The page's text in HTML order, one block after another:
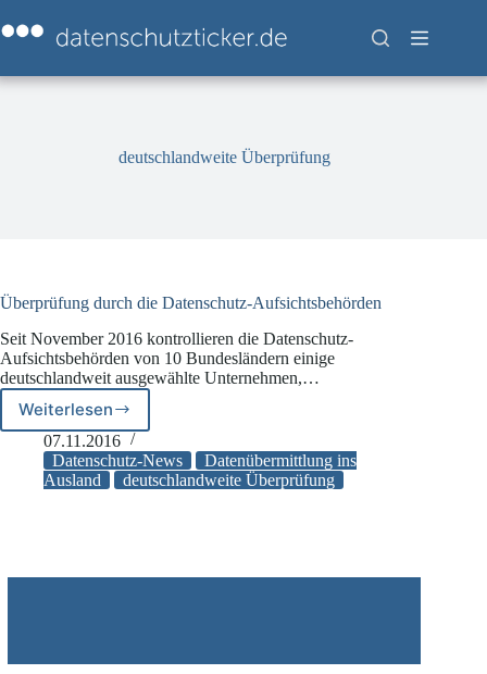
Inhalt
springen
deutschlandweite Überprüfung
Überprüfung durch die Datenschutz-Aufsichtsbehörden
Seit November 2016 kontrollieren die Datenschutz-
Aufsichtsbehörden von 10 Bundesländern einige
deutschlandweit ausgewählte Unternehmen,…
WeiterlesenÜberprüfung
durch
die
Datenschutz-
07.11.2016
Datenschutz-News
Datenübermittlung ins
Ausland
deutschlandweite Überprüfung